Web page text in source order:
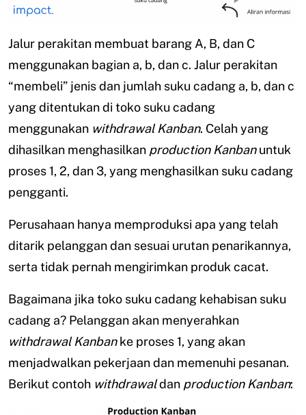
Jalur perakitan membuat barang A, B, dan C
menggunakan bagian a, b, dan c. Jalur perakitan
“membeli” jenis dan jumlah suku cadang a, b, dan c
yang ditentukan di toko suku cadang
menggunakan withdrawal Kanban. Celah yang
dihasilkan menghasilkan production Kanbanuntuk
proses 1, 2, dan 3, yang menghasilkan suku cadang
pengganti.
Perusahaan hanya memproduksi apa yang telah
ditarik pelanggan dan sesuai urutan penarikannya,
serta tidak pernah mengirimkan produk cacat.
Bagaimana jika toko suku cadang kehabisan suku
cadang a? Pelanggan akan menyerahkan
withdrawal Kanbanke proses 1, yang akan
menjadwalkan pekerjaan dan memenuhi pesanan.
Berikut contoh withdrawaldan production Kanban: